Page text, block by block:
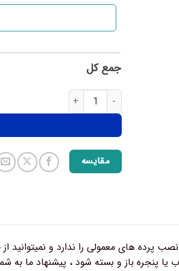
جمع کل
مقایسه
پرده های معمولی را ندارد و
یا پنجره باز و بسته شود ، پیشنهاد ما